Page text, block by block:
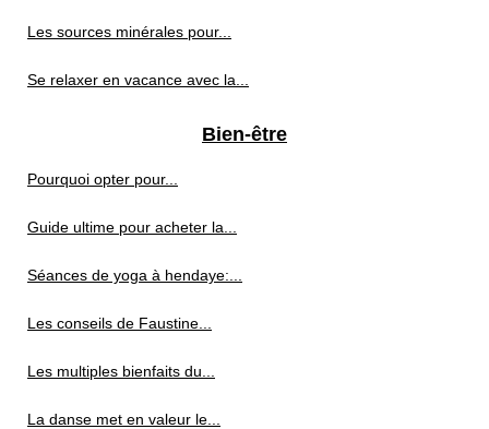
Les sources minérales pour...
Se relaxer en vacance avec la...
Bien-être
Pourquoi opter pour...
Guide ultime pour acheter la...
Séances de yoga à hendaye:...
Les conseils de Faustine...
Les multiples bienfaits du...
La danse met en valeur le...